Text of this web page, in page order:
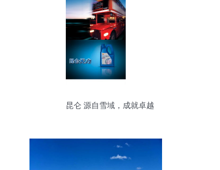
昆仑 源自雪域，成就卓越